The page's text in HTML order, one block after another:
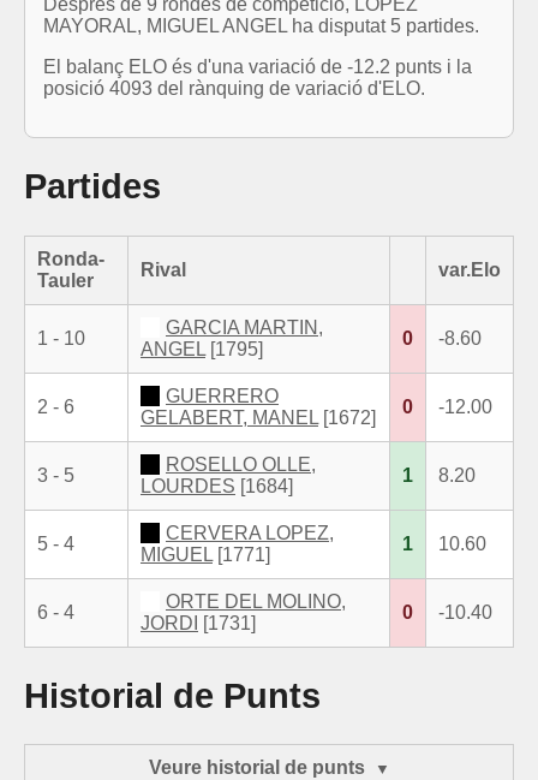
MAYORAL, MIGUEL ANGEL ha disputat 5 partides.
El balanç ELO és d'una variació de -12.2 punts i la
posició 4093 del rànquing de variació d'ELO.
Partides
Ronda-
Tauler
Rival var.Elo
1 - 10
GARCIA MARTIN,
ANGEL [1795]
0 -8.60
2 - 6
GUERRERO
GELABERT, MANEL [1672]
0 -12.00
3 - 5
ROSELLO OLLE,
LOURDES [1684]
1 8.20
5 - 4
CERVERA LOPEZ,
MIGUEL [1771]
1 10.60
6 - 4
ORTE DEL MOLINO,
JORDI
[1731]
0 -10.40
Historial de Punts
Veure historial de punts